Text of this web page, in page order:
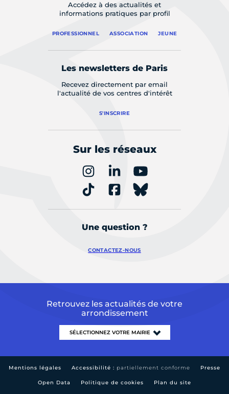
Accédez à des actualités et
informations pratiques par profil
PROFESSIONNEL ASSOCIATION JEUNE
Les newsletters de Paris
Recevez directement par email
l'actualité de vos centres d'intérêt
S'INSCRIRE
Sur les réseaux
Une question ?
CONTACTEZ-NOUS
Retrouvez les actualités de votre
arrondissement
Mentions légales Accessibilité : partiellement conforme Presse
Open Data Politique de cookies Plan du site